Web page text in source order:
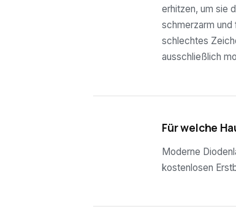
erhitzen, um sie
schmerzarm und
schlechtes
ausschließlich
Für welche
Moderne
kostenlosen